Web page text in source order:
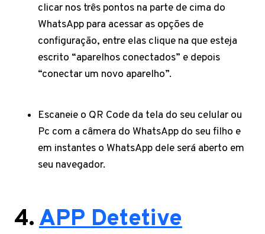
clicar nos três pontos na parte de cima do
WhatsApp para acessar as opções de
configuração, entre elas clique na que esteja
escrito “aparelhos conectados” e depois
“conectar um novo aparelho”.
Escaneie o QR Code da tela do seu celular ou
Pc com a câmera do WhatsApp do seu filho e
em instantes o WhatsApp dele será aberto em
seu navegador.
4.APP Detetive